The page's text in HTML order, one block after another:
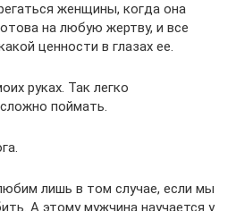
женщины, когда она
на любую жертву, и все
ценности в глазах ее.
руках. Так легко
поймать.
лишь в том случае, если мы
А этому мужчина научается у